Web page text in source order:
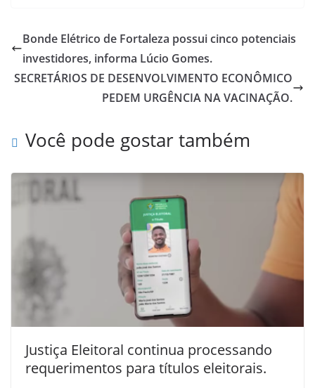
Bonde Elétrico de Fortaleza possui cinco potenciais
investidores, informa Lúcio Gomes.
SECRETÁRIOS DE DESENVOLVIMENTO ECONÔMICO
PEDEM URGÊNCIA NA VACINAÇÃO.
Você pode gostar também
Justiça Eleitoral continua processando
requerimentos para títulos eleitorais.